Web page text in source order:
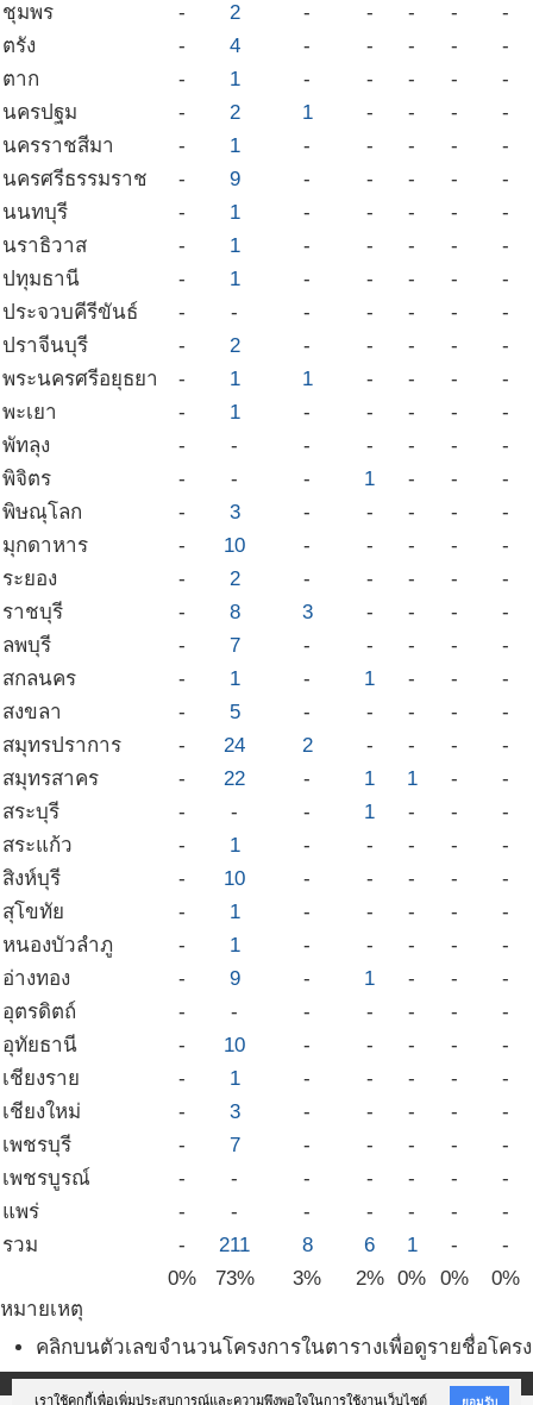
เราใช้คุกกี้เพื่อเพิ่มประสบการณ์และความพึงพอใจในการใช้งานเว็บไซต์ ยอมรับ
ชุมพร
- 2 - - - -
-
ตรัง
- 4 - - - -
-
ตาก
- 1 - - - -
-
นครปฐม
- 2 1 - - -
-
นครราชสีมา
- 1 - - - -
-
นครศรีธรรมราช
- 9 - - - -
-
นนทบุรี
- 1 - - - -
-
นราธิวาส
- 1 - - - -
-
ปทุมธานี
- 1 - - - -
-
ประจวบคีรีขันธ์
- - - - - -
-
ปราจีนบุรี
- 2 - - - -
-
พระนครศรีอยุธยา
- 1 1 - - -
-
พะเยา
- 1 - - - -
-
พัทลุง
- - - - - -
-
พิจิตร
- - - 1 - -
-
พิษณุโลก
- 3 - - - -
-
มุกดาหาร
- 10 - - - -
-
ระยอง
- 2 - - - -
-
ราชบุรี
- 8 3 - - -
-
ลพบุรี
- 7 - - - -
-
สกลนคร
- 1 - 1 - -
-
สงขลา
- 5 - - - -
-
สมุทรปราการ
- 24 2 - - -
-
สมุทรสาคร
- 22 - 1 1 -
-
สระบุรี
- - - 1 - -
-
สระแก้ว
- 1 - - - -
-
สิงห์บุรี
- 10 - - - -
-
สุโขทัย
- 1 - - - -
-
หนองบัวลำภู
- 1 - - - -
-
อ่างทอง
- 9 - 1 - -
-
อุตรดิตถ์
- - - - - -
-
อุทัยธานี
- 10 - - - -
-
เชียงราย
- 1 - - - -
-
เชียงใหม่
- 3 - - - -
-
เพชรบุรี
- 7 - - - -
-
เพชรบูรณ์
- - - - - -
-
แพร่
- - - - - -
-
รวม
- 211 8 6 1 -
-
0%
73% 3% 2% 0% 0%
0%
หมายเหตุ
คลิกบนตัวเลขจำนวนโครงการในตารางเพื่อดูรายชื่อโคร